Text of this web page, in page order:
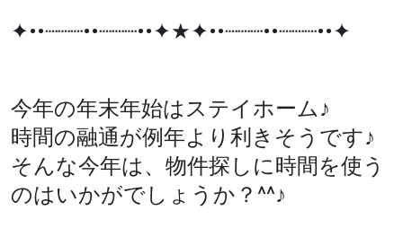
✦••┈┈┈••┈┈┈••✦★✦••┈┈┈••┈┈┈••✦
今年の年末年始はステイホーム♪
時間の融通が例年より利きそうです♪
そんな今年は、物件探しに時間を使う
のはいかがでしょうか？^^♪